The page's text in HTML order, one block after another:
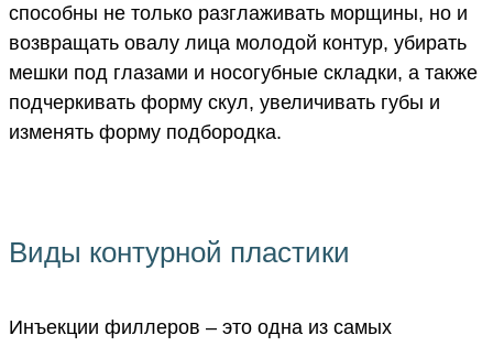
способны не только разглаживать морщины, но и
возвращать овалу лица молодой контур, убирать
мешки под глазами и носогубные складки, а также
подчеркивать форму скул, увеличивать губы и
изменять форму подбородка.
Виды контурной пластики
Инъекции филлеров – это одна из самых